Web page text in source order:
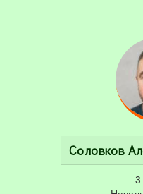
Соловков